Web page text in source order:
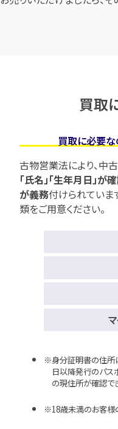
買取
買取に必要
古物営業法により、中
「氏名」「生年月日」
が義務付けられていま
類をご用意ください。
身分証明書の住所
日以降発行のパス
の現住所が確認で
18歳未満のお客様